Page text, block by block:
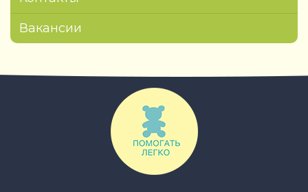
Вакансии